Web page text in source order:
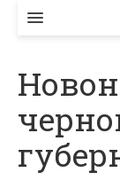
ЕКОНОМІКА
БІЗНЕС
СТАРТЕР